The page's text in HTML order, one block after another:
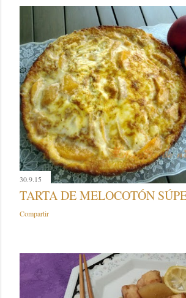
30.9.15
TARTA DE MELOCOTÓN
Compartir